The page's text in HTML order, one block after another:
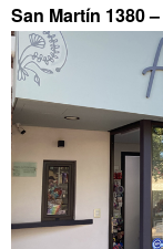
San Martín 1380 –